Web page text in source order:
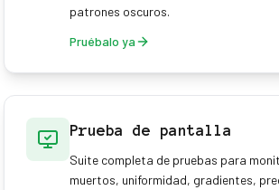
patrones oscuros.
Pruébalo ya
Prueba de pantalla
Suite completa de pruebas para
muertos, uniformidad, gradientes,